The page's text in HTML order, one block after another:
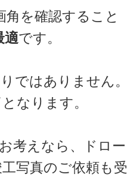
を確認すること
適です。
ではありません。
なります。
考えなら、ドロー
写真のご依頼も受